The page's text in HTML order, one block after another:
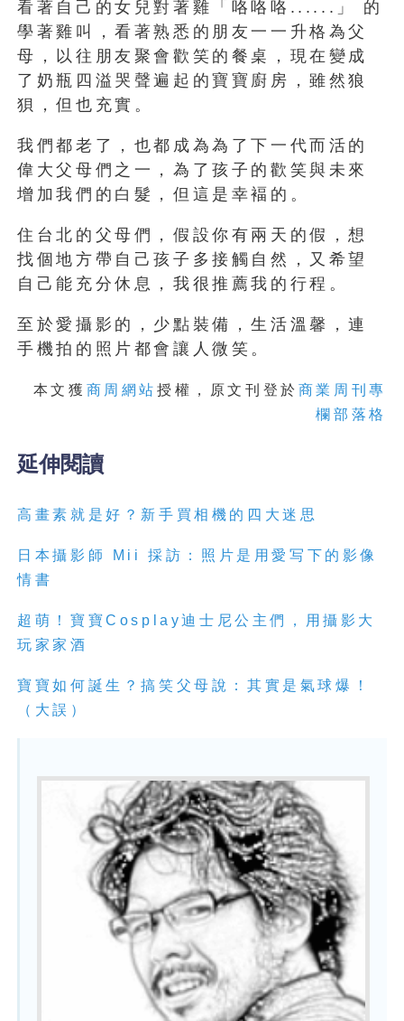
看著自己的女兒對著雞「咯咯咯......」 的
學著雞叫，看著熟悉的朋友一一升格為父
母，以往朋友聚會歡笑的餐桌，現在變成
了奶瓶四溢哭聲遍起的寶寶廚房，雖然狼
狽，但也充實。
我們都老了，也都成為為了下一代而活的
偉大父母們之一，為了孩子的歡笑與未來
增加我們的白髮，但這是幸褔的。
住台北的父母們，假設你有兩天的假，想
找個地方帶自己孩子多接觸自然，又希望
自己能充分休息，我很推薦我的行程。
至於愛攝影的，少點裝備，生活溫馨，連
手機拍的照片都會讓人微笑。
本文獲 商周網站 授權，原文刊登於 商業周刊專
欄部落格
延伸閱讀
高畫素就是好？新手買相機的四大迷思
日本攝影師 Mii 採訪：照片是用愛写下的影像
情書
超萌！寶寶Cosplay迪士尼公主們，用攝影大
玩家家酒
寶寶如何誕生？搞笑父母說：其實是氣球爆！
（大誤）